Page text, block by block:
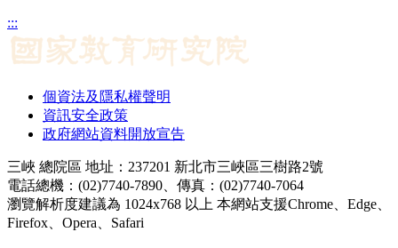
:::
個資法及隱私權聲明
資訊安全政策
政府網站資料開放宣告
三峽 總院區 地址：237201 新北市三峽區三樹路2號
電話總機：(02)7740-7890、傳真：(02)7740-7064
瀏覽解析度建議為 1024x768 以上 本網站支援Chrome、Edge、
Firefox、Opera、Safari